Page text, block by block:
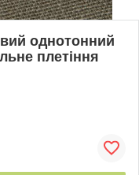
однотонний
плетіння